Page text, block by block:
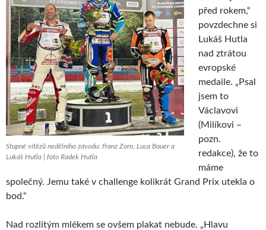
Stupně vítězů nedělního závodu: Franz Zorn, Luca Bauer a
Lukáš Hutla | foto Radek Hutla
před rokem,“
povzdechne si
Lukáš Hutla
nad ztrátou
evropské
medaile. „Psal
jsem to
Václavovi
(Milíkovi –
pozn.
redakce), že to
máme
společný. Jemu také v challenge kolikrát Grand Prix utekla o
bod.“
Nad rozlitým mlékem se ovšem plakat nebude. „Hlavu